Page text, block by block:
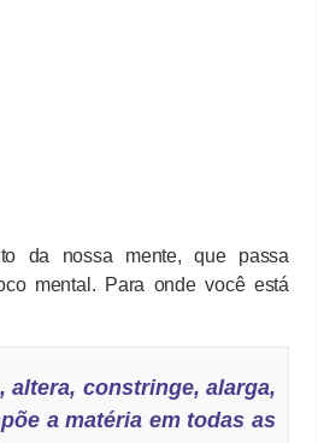
da nossa mente, que passa
mental. Para onde você está
altera, constringe, alarga,
a matéria em todas as